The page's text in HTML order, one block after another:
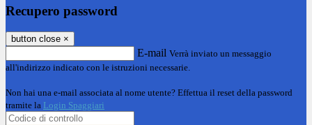
Recupero password
button close ×
E-mail Verrà inviato un messaggio
all'indirizzo indicato con le istruzioni necessarie.
Non hai una e-mail associata al nome utente? Effettua il reset della password
tramite la Login Spaggiari